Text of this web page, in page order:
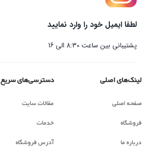
لطفا ایمیل خود را وارد نمایید
پشتیبانی بین ساعت 8:30 الی 16
لینک‌های اصلی
صفحه اصلی
فروشگاه
درباره ما
دسترسی‌های سریع
مقالات سایت
خدمات
آدرس فروشگاه